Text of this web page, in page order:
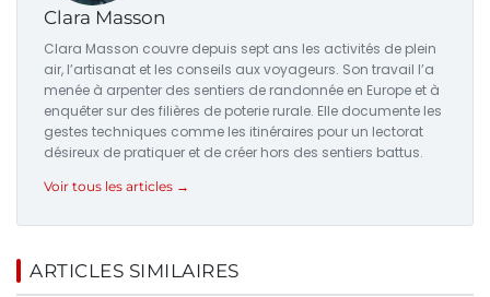
Clara Masson
Clara Masson couvre depuis sept ans les activités de plein
air, l’artisanat et les conseils aux voyageurs. Son travail l’a
menée à arpenter des sentiers de randonnée en Europe et à
enquêter sur des filières de poterie rurale. Elle documente les
gestes techniques comme les itinéraires pour un lectorat
désireux de pratiquer et de créer hors des sentiers battus.
Voir tous les articles →
ARTICLES SIMILAIRES